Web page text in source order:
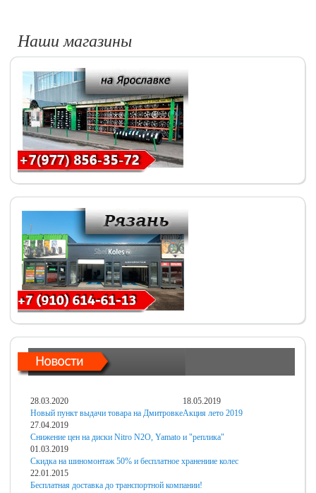
Наши магазины
28.03.2020
Новый пункт выдачи товара на Дмитровке
18.05.2019
Акция лето 2019
27.04.2019
Снижение цен на диски Nitro N2O, Yamato и "реплика"
01.03.2019
Скидка на шиномонтаж 50% и бесплатное хранениие колес
22.01.2015
Бесплатная доставка до транспортной компании!